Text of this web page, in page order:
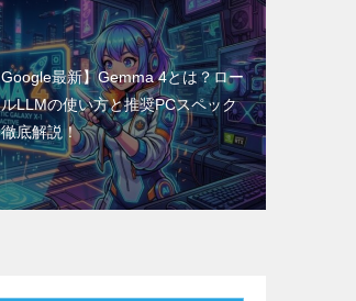
最新】Gemma 4とは？ロー
LLMの使い方と推奨PCスペック
底解説！